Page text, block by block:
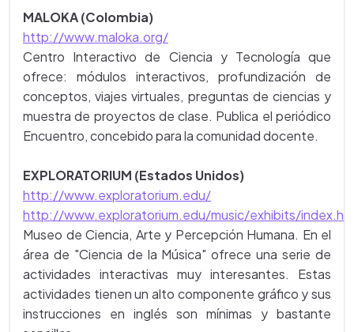
MALOKA (Colombia)
http://www.maloka.org/
Centro Interactivo de Ciencia y Tecnología que
ofrece: módulos interactivos, profundización de
conceptos, viajes virtuales, preguntas de ciencias y
muestra de proyectos de clase. Publica el periódico
Encuentro, concebido para la comunidad docente.
EXPLORATORIUM (Estados Unidos)
http://www.exploratorium.edu/
http://www.exploratorium.edu/music/exhibits/
Museo de Ciencia, Arte y Percepción Humana. En el
área de "Ciencia de la Música" ofrece una serie de
actividades interactivas muy interesantes. Estas
actividades tienen un alto componente gráfico y sus
instrucciones en inglés son mínimas y bastante